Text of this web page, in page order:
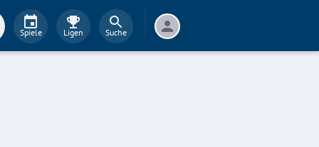
Spiele Ligen Suche